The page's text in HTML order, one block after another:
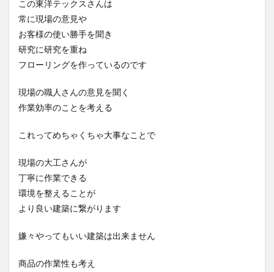
この東洋テックスさんは
常に現場の意見や
お客様の使い勝手を聞き
研究に研究を重ね
フローリングを作っているのです
現場の職人さんの意見を聞く
作業効率のことを考える
これってめちゃくちゃ大事なことで
現場の大工さんが
丁寧に作業できる
環境を整えることが
より良い建築に繋がります
嫌々やってもいい建築は出来ません
商品の作業性も考え